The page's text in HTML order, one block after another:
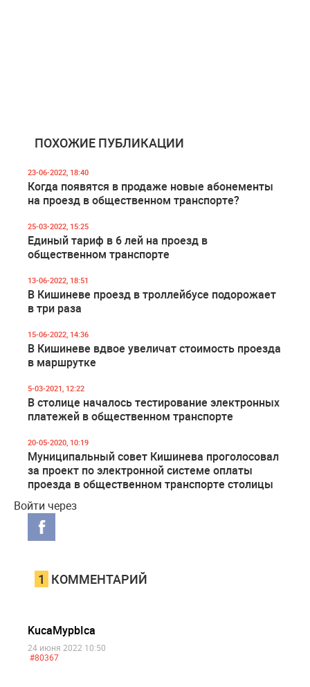
ПОХОЖИЕ ПУБЛИКАЦИИ
23-06-2022, 18:40
Когда появятся в продаже новые абонементы
на проезд в общественном транспорте?
25-03-2022, 15:25
Единый тариф в 6 лей на проезд в
общественном транспорте
13-06-2022, 18:51
В Кишиневе проезд в троллейбусе подорожает
в три раза
15-06-2022, 14:36
В Кишиневе вдвое увеличат стоимость проезда
в маршрутке
5-03-2021, 12:22
В столице началось тестирование электронных
платежей в общественном транспорте
20-05-2020, 10:19
Муниципальный совет Кишинева проголосовал
за проект по электронной системе оплаты
проезда в общественном транспорте столицы
Войти через
1 КОММЕНТАРИЙ
KucaMypbIca
24 июня 2022 10:50
#80367